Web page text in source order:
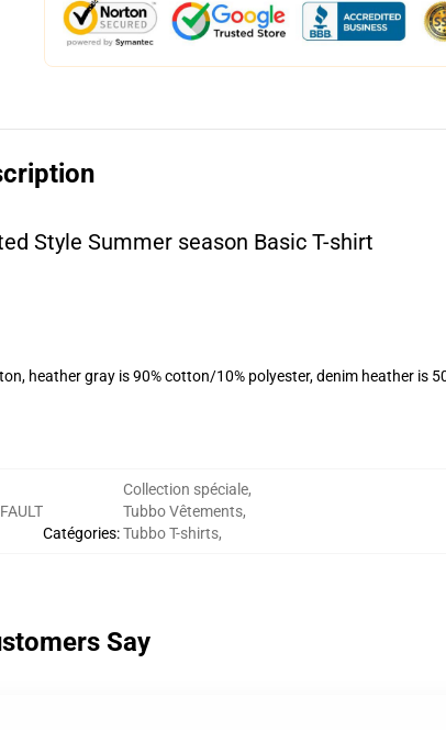
Style Summer season Basic T-shirt
heather gray is 90% cotton/10% polyester, denim heather is
Catégories:
Collection spéciale,
Tubbo Vêtements,
Tubbo T-shirts,
Say